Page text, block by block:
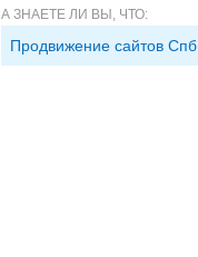
А ЗНАЕТЕ ЛИ ВЫ, ЧТО:
Продвижение сайтов Спб